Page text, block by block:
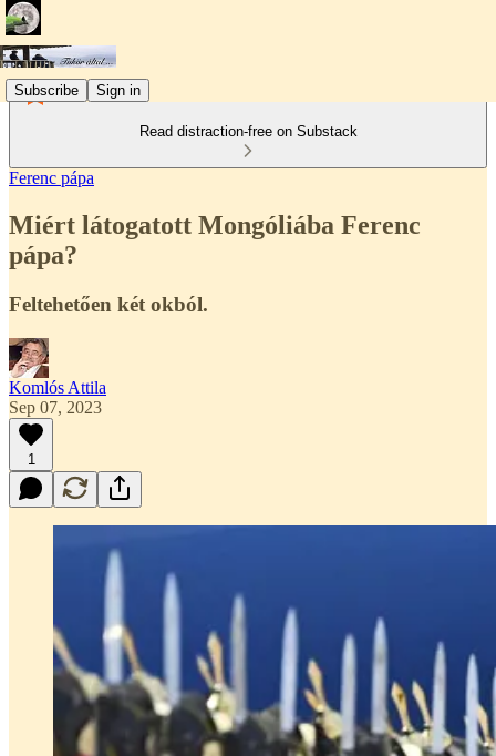
Subscribe Sign in
Read distraction-free on Substack
Ferenc pápa
Miért látogatott Mongóliába Ferenc
pápa?
Feltehetően két okból.
Komlós Attila
Sep 07, 2023
1